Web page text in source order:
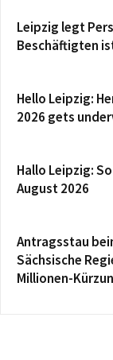
Leipzig legt
Beschäftigten
Hello Leipzig:
2026 gets
Hallo Leipzig:
August 2026
Antragsstau
Sächsische
Millionen-